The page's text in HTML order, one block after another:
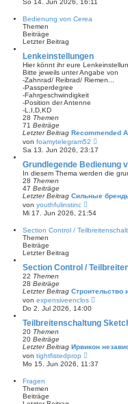
t
a
u
s
e
i
t
r
g
So 14. Jun 2026, 16:11
Bedienung von Cerea
Themen
Beiträge
Letzter Beitrag
Lenkeinstellungen
Hier könnt ihr eure
Bitte jeweils unter Angabe von
-Zahnrad/ Reibrad/ Riemen...
-Passperdegree
-Fahrgeschwindigkeit
-Position der Antenne
-L,I,D,KD
28 Themen
71 Beiträge
Letzter Beitrag Recommended
von foamytelegram52
e
e
s
t
B
r
Sa 13. Jun 2026, 23:17
Grundlegende Bedienung
In diesem Thema werden die
28 Themen
47 Beiträge
Letzter Beitrag Сильные
von youthfulinstinc
e
u
s
B
e
r
a
g
Mi 17. Jun 2026, 21:54
Section Control /
Themen
Beiträge
Letzter Beitrag
Section Control /
22 Themen
28 Beiträge
Letzter Beitrag Строительство
von expensiveenclos
e
s
r
e
Do 2. Jul 2026, 14:00
Teilbreitenschaltung
20 Themen
20 Beiträge
Letzter Beitrag Ирвикон
von tightfistedprop
e
u
Mo 15. Jun 2026, 11:37
Fragen
Themen
Beiträge